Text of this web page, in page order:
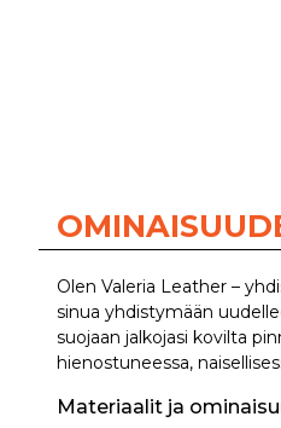
Olen Valeria Leather –
sinua yhdistymään
suojaan jalkojasi kovilta
hienostuneessa,
Materiaalit ja